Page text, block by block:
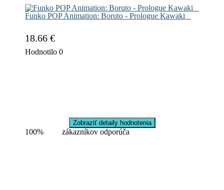
Funko POP Animation: Boruto - Prologue Kawaki
18.66 €
Hodnotilo 0
Zobraziť detaily hodnotenia
100% zákazníkov odporúča